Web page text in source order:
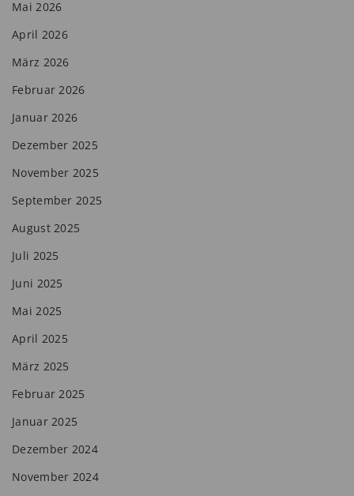
Mai 2026
April 2026
März 2026
Februar 2026
Januar 2026
Dezember 2025
November 2025
September 2025
August 2025
Juli 2025
Juni 2025
Mai 2025
April 2025
März 2025
Februar 2025
Januar 2025
Dezember 2024
November 2024